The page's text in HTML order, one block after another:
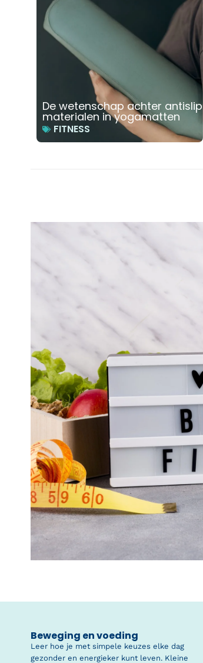
De wetenschap achter antislip
materialen in yogamatten
FITNESS
Beweging en voeding
Leer hoe je met simpele keuzes elke dag
gezonder en energieker kunt leven. Kleine